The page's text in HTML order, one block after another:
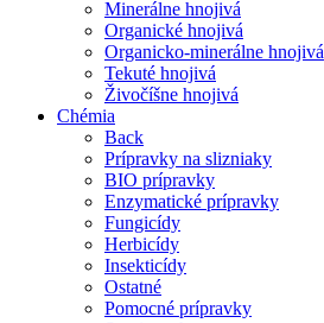
Minerálne hnojivá
Organické hnojivá
Organicko-minerálne hnojivá
Tekuté hnojivá
Živočíšne hnojivá
Chémia
Back
Prípravky na slizniaky
BIO prípravky
Enzymatické prípravky
Fungicídy
Herbicídy
Insekticídy
Ostatné
Pomocné prípravky